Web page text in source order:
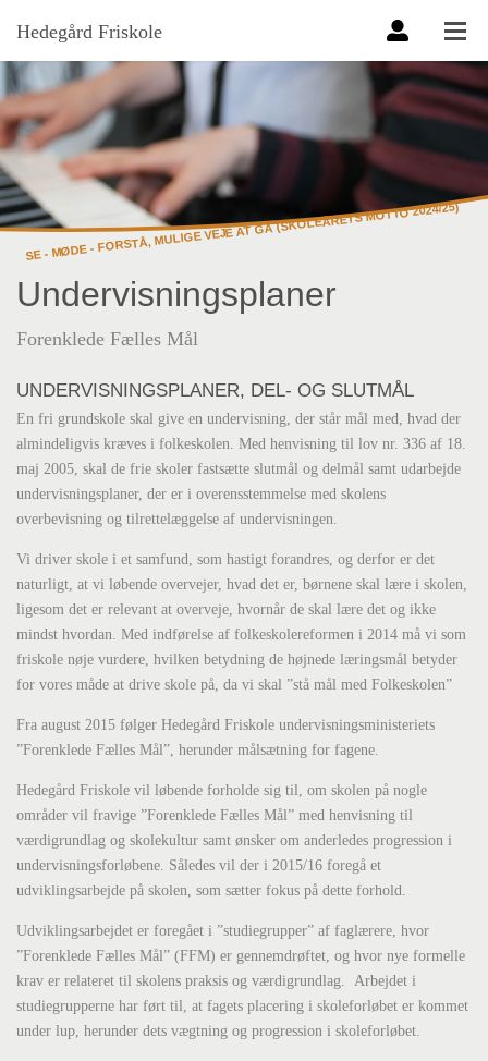
Hedegård Friskole
SE - MØDE - FORSTÅ, MULIGE VEJE AT GÅ (SKOLEÅRETS MOTTO 2024/25)
Undervisningsplaner
Forenklede Fælles Mål
UNDERVISNINGSPLANER, DEL- OG SLUTMÅL
En fri grundskole skal give en undervisning, der står mål med, hvad der
almindeligvis kræves i folkeskolen. Med henvisning til lov nr. 336 af 18.
maj 2005, skal de frie skoler fastsætte slutmål og delmål samt udarbejde
undervisningsplaner, der er i overensstemmelse med skolens
overbevisning og tilrettelæggelse af undervisningen.
Vi driver skole i et samfund, som hastigt forandres, og derfor er det
naturligt, at vi løbende overvejer, hvad det er, børnene skal lære i skolen,
ligesom det er relevant at overveje, hvornår de skal lære det og ikke
mindst hvordan. Med indførelse af folkeskolereformen i 2014 må vi som
friskole nøje vurdere, hvilken betydning de højnede læringsmål betyder
for vores måde at drive skole på, da vi skal ”stå mål med Folkeskolen”
Fra august 2015 følger Hedegård Friskole undervisningsministeriets
”Forenklede Fælles Mål”, herunder målsætning for fagene.
Hedegård Friskole vil løbende forholde sig til, om skolen på nogle
områder vil fravige ”Forenklede Fælles Mål” med henvisning til
værdigrundlag og skolekultur samt ønsker om anderledes progression i
undervisningsforløbene. Således vil der i 2015/16 foregå et
udviklingsarbejde på skolen, som sætter fokus på dette forhold.
Udviklingsarbejdet er foregået i ”studiegrupper” af faglærere, hvor
”Forenklede Fælles Mål” (FFM) er gennemdrøftet, og hvor nye formelle
krav er relateret til skolens praksis og værdigrundlag. Arbejdet i
studiegrupperne har ført til, at fagets placering i skoleforløbet er kommet
under lup, herunder dets vægtning og progression i skoleforløbet.